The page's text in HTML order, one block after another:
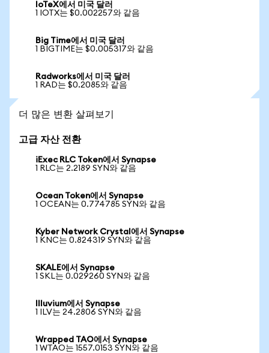
IoTeX에서 미국 달러
1 IOTX는 $0.002257와 같음
Big Time에서 미국 달러
1 BIGTIME는 $0.005317와 같음
Radworks에서 미국 달러
1 RAD는 $0.2085와 같음
더 많은 변환 살펴보기
고급 자산 전환
iExec RLC Token에서 Synapse
1 RLC는 2.2189 SYN와 같음
Ocean Token에서 Synapse
1 OCEAN는 0.774785 SYN와 같음
Kyber Network Crystal에서 Synapse
1 KNC는 0.824319 SYN와 같음
SKALE에서 Synapse
1 SKL는 0.029260 SYN와 같음
Illuvium에서 Synapse
1 ILV는 24.2806 SYN와 같음
Wrapped TAO에서 Synapse
1 WTAO는 1557.0153 SYN와 같음